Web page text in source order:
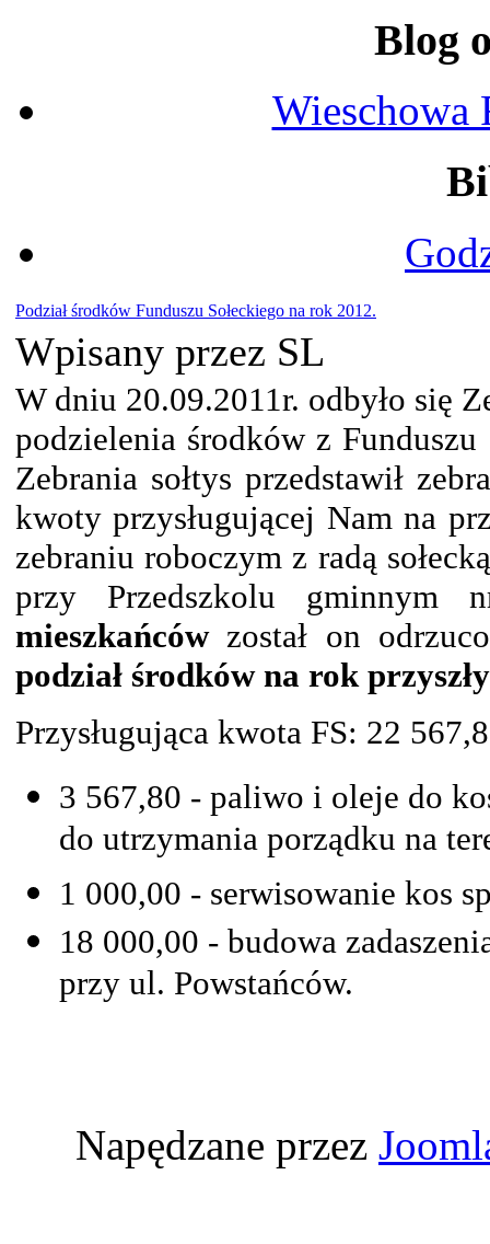
Blog
Wieschowa
Podział środków Funduszu Sołeckiego na rok 2012.
Wpisany przez SL
W dniu 20.09.2011r. odbyło się
podzielenia środków z
Zebrania sołtys przedstawił
kwoty przysługującej Nam na
zebraniu roboczym z radą
przy Przedszkolu gminnym
mieszkańcówzostał on
podział środków na rok przyszły
Przysługująca kwota FS: 22
3 567,80 - paliwo i oleje do
do utrzymania porządku na
1 000,00 - serwisowanie kos
18 000,00 - budowa
przy ul. Powstańców.
Napędzane przez